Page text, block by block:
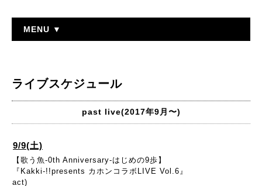
MENU ▼
ライブスケジュール
past live(2017年9月〜)
9/9(土)
【歌う魚-0th Anniversary-はじめの9歩】
『Kakki-!!presents カホンコラボLIVE Vol.6』
act)